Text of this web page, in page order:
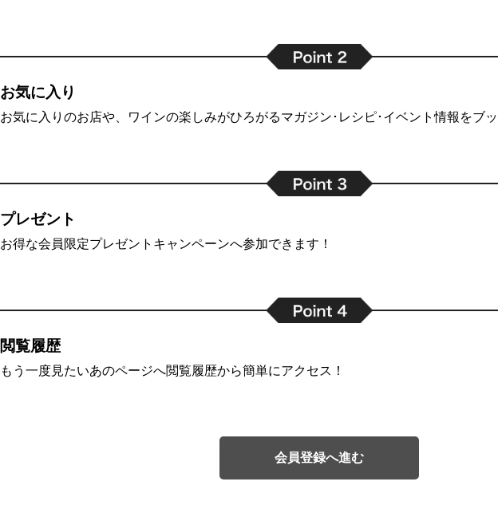
お気に入り
お気に入りのお店や、ワインの楽しみがひろがるマガジン･レシピ･イベント情報をブ
プレゼント
お得な会員限定プレゼントキャンペーンへ参加できます！
閲覧履歴
もう一度見たいあのページへ閲覧履歴から簡単にアクセス！
会員登録へ進む